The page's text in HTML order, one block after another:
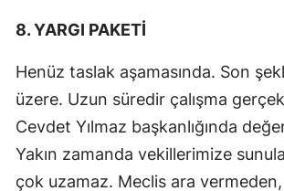
8. YARGI PAKETİ
Henüz taslak aşamasında. Son
üzere. Uzun süredir çalışma
Cevdet Yılmaz başkanlığında
Yakın zamanda vekillerimize
çok uzamaz. Meclis ara